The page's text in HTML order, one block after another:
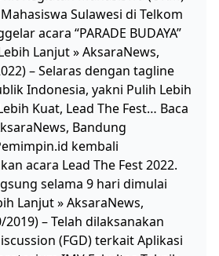
Sulawesi di Telkom
acara “PARADE BUDAYA”
Lanjut » AksaraNews,
– Selaras dengan tagline
Indonesia, yakni Pulih Lebih
Kuat, Lead The Fest… Baca
Bandung
kembali
acara Lead The Fest 2022.
selama 9 hari dimulai
Lanjut » AksaraNews,
– Telah dilaksanakan
(FGD) terkait Aplikasi